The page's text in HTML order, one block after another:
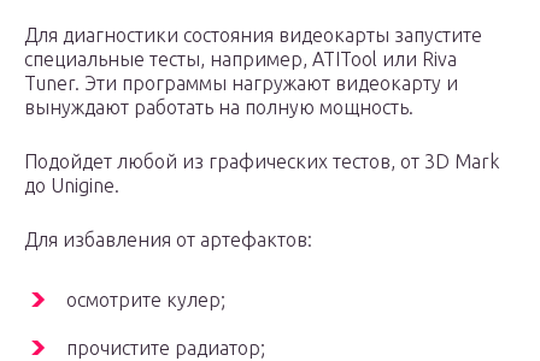
Для диагностики состояния видеокарты запустите
специальные тесты, например, ATITool или Riva
Tuner. Эти программы нагружают видеокарту и
вынуждают работать на полную мощность.
Подойдет любой из графических тестов, от 3D Mark
до Unigine.
Для избавления от артефактов:
осмотрите кулер;
прочистите радиатор;